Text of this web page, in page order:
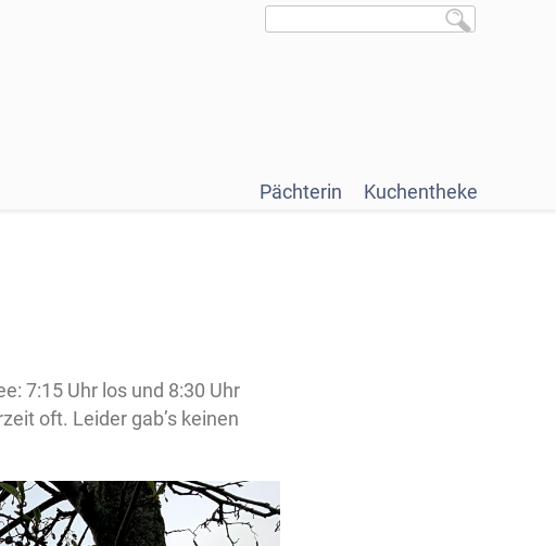
Pächterin Kuchentheke
7:15 Uhr los und 8:30 Uhr
oft. Leider gab’s keinen